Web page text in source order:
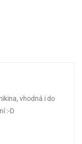
vhodná i do
:-D